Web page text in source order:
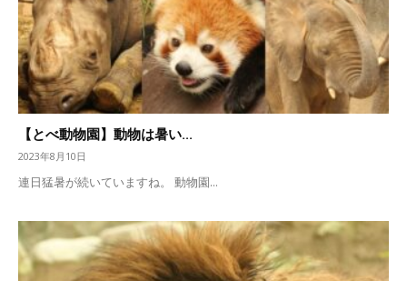
【とべ動物園】動物は暑い...
2023年8月10日
連日猛暑が続いていますね。 動物園...